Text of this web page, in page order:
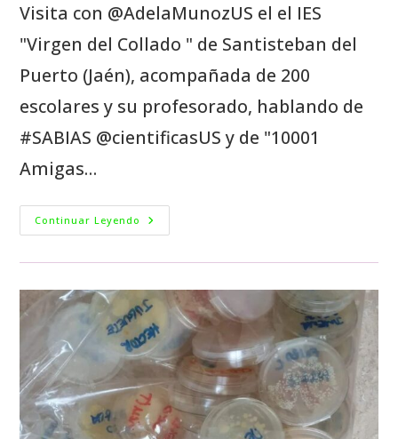
Visita con @AdelaMunozUS el el IES
"Virgen del Collado " de Santisteban del
Puerto (Jaén), acompañada de 200
escolares y su profesorado, hablando de
#SABIAS @cientificasUS y de "10001
Amigas…
Continuar Leyendo